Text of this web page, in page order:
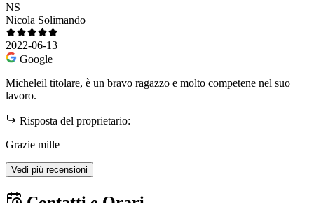
NS
Nicola Solimando
2022-06-13
Google
Micheleil titolare, è un bravo ragazzo e molto competene nel suo
lavoro.
Risposta del proprietario:
Grazie mille
Vedi più recensioni